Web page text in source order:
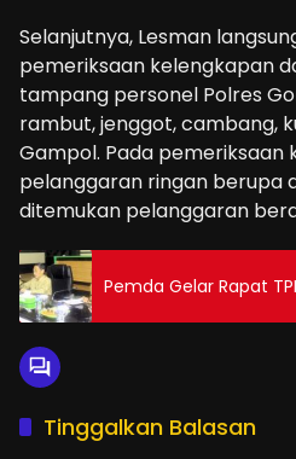
Selanjutnya, Lesman
pemeriksaan kelengkapan
tampang personel Polres
rambut, jenggot, cambang,
Gampol. Pada pemeriksaan
pelanggaran ringan berupa
ditemukan pelanggaran
Pemda Gelar Rapat
Tinggalkan Balasan